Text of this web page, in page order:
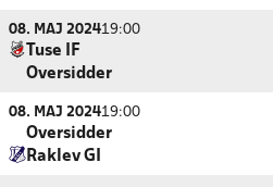
08. MAJ 202419:00
Tuse IF
Oversidder
08. MAJ 202419:00
Oversidder
Raklev GI